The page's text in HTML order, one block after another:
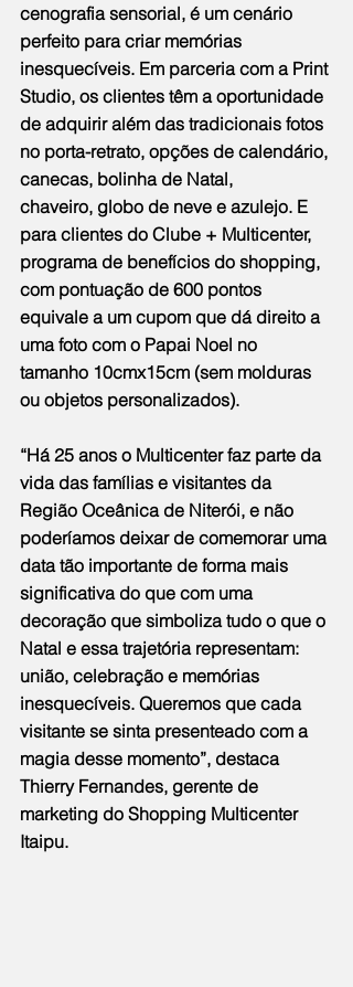
cenografia sensorial, é um cenário
perfeito para criar memórias
inesquecíveis. Em parceria com a Print
Studio, os clientes têm a oportunidade
de adquirir além das tradicionais fotos
no porta-retrato, opções de calendário,
canecas, bolinha de Natal,
chaveiro, globo de neve e azulejo. E
para clientes do Clube + Multicenter,
programa de benefícios do shopping,
com pontuação de 600 pontos
equivale a um cupom que dá direito a
uma foto com o Papai Noel no
tamanho 10cmx15cm (sem molduras
ou objetos personalizados).
“Há 25 anos o Multicenter faz parte da
vida das famílias e visitantes da
Região Oceânica de Niterói, e não
poderíamos deixar de comemorar uma
data tão importante de forma mais
significativa do que com uma
decoração que simboliza tudo o que o
Natal e essa trajetória representam:
união, celebração e memórias
inesquecíveis. Queremos que cada
visitante se sinta presenteado com a
magia desse momento”, destaca
Thierry Fernandes, gerente de
marketing do Shopping Multicenter
Itaipu.